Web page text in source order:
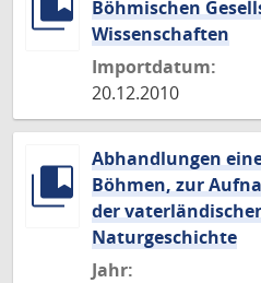
Böhmischen
Wissenschaften
Importdatum:
20.12.2010
Abhandlungen
Böhmen, zur
der
Naturgeschichte
Jahr: